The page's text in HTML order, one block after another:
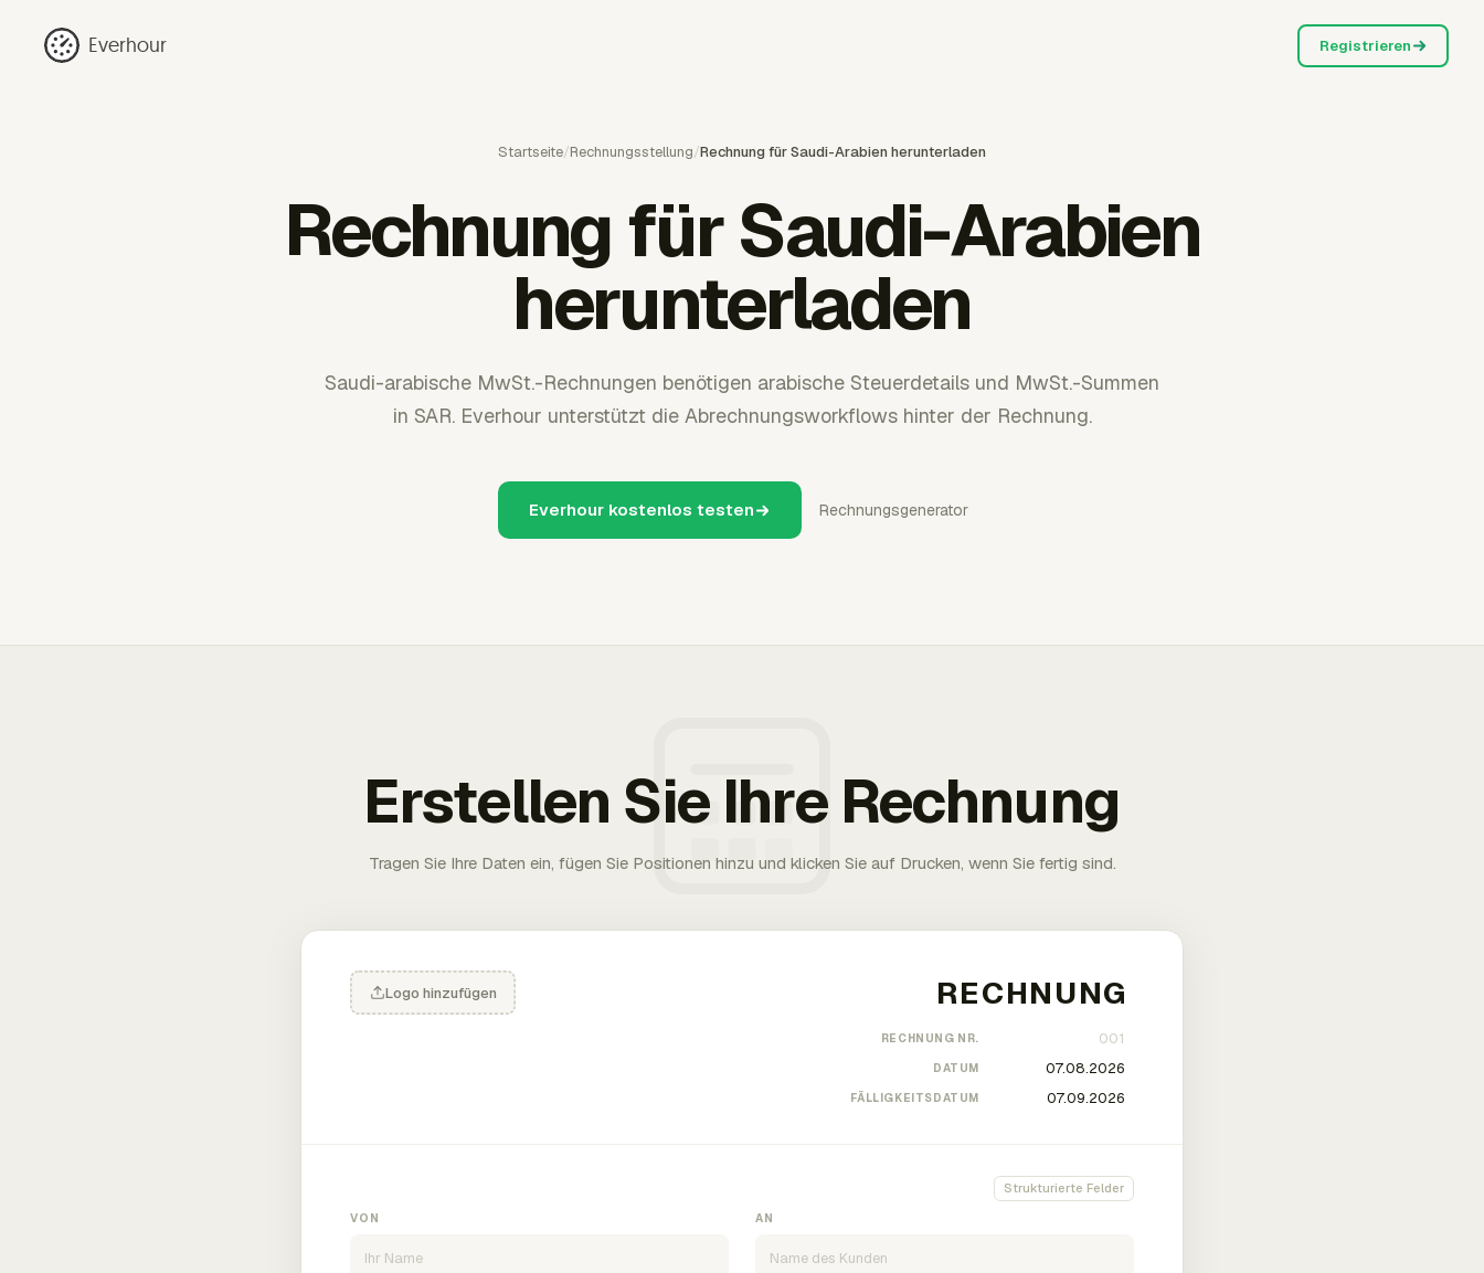
Everhour Registrieren
Startseite/Rechnungsstellung/Rechnung für Saudi-Arabien herunterladen
Rechnung für Saudi-Arabien
herunterladen
Saudi-arabische MwSt.-Rechnungen benötigen arabische Steuerdetails und MwSt.-Summen
in SAR. Everhour unterstützt die Abrechnungsworkflows hinter der Rechnung.
Everhour kostenlos testen Rechnungsgenerator
Erstellen Sie Ihre Rechnung
Tragen Sie Ihre Daten ein, fügen Sie Positionen hinzu und klicken Sie auf Drucken, wenn Sie fertig sind.
Logo hinzufügen
RECHNUNG NR.
DATUM
FÄLLIGKEITSDATUM
Strukturierte Felder
VON AN